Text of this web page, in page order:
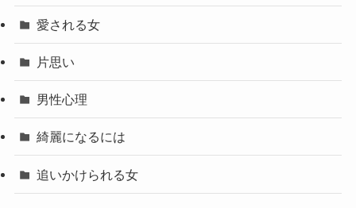
愛される女
片思い
男性心理
綺麗になるには
追いかけられる女